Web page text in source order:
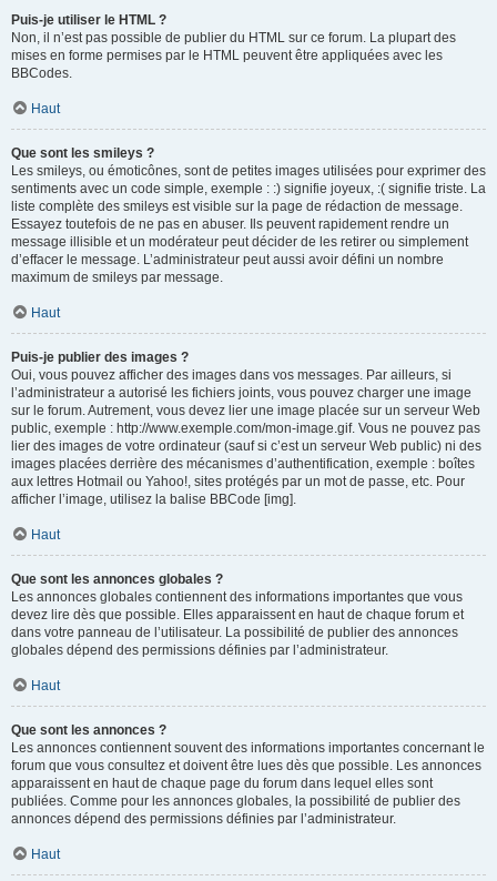
Puis-je utiliser le HTML ?
Non, il n’est pas possible de publier du HTML sur ce forum. La plupart des
mises en forme permises par le HTML peuvent être appliquées avec les
BBCodes.
Haut
Que sont les smileys ?
Les smileys, ou émoticônes, sont de petites images utilisées pour exprimer des
sentiments avec un code simple, exemple : :) signifie joyeux, :( signifie triste. La
liste complète des smileys est visible sur la page de rédaction de message.
Essayez toutefois de ne pas en abuser. Ils peuvent rapidement rendre un
message illisible et un modérateur peut décider de les retirer ou simplement
d’effacer le message. L’administrateur peut aussi avoir défini un nombre
maximum de smileys par message.
Haut
Puis-je publier des images ?
Oui, vous pouvez afficher des images dans vos messages. Par ailleurs, si
l’administrateur a autorisé les fichiers joints, vous pouvez charger une image
sur le forum. Autrement, vous devez lier une image placée sur un serveur Web
public, exemple : http://www.exemple.com/mon-image.gif. Vous ne pouvez pas
lier des images de votre ordinateur (sauf si c’est un serveur Web public) ni des
images placées derrière des mécanismes d’authentification, exemple : boîtes
aux lettres Hotmail ou Yahoo!, sites protégés par un mot de passe, etc. Pour
afficher l’image, utilisez la balise BBCode [img].
Haut
Que sont les annonces globales ?
Les annonces globales contiennent des informations importantes que vous
devez lire dès que possible. Elles apparaissent en haut de chaque forum et
dans votre panneau de l’utilisateur. La possibilité de publier des annonces
globales dépend des permissions définies par l’administrateur.
Haut
Que sont les annonces ?
Les annonces contiennent souvent des informations importantes concernant le
forum que vous consultez et doivent être lues dès que possible. Les annonces
apparaissent en haut de chaque page du forum dans lequel elles sont
publiées. Comme pour les annonces globales, la possibilité de publier des
annonces dépend des permissions définies par l’administrateur.
Haut